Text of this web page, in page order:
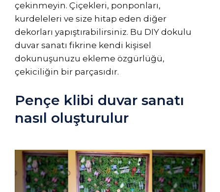
çekinmeyin. Çiçekleri, ponponları,
kurdeleleri ve size hitap eden diğer
dekorları yapıştırabilirsiniz. Bu DIY dokulu
duvar sanatı fikrine kendi kişisel
dokunuşunuzu ekleme özgürlüğü,
çekiciliğin bir parçasıdır.
Pençe klibi duvar sanatı
nasıl oluşturulur